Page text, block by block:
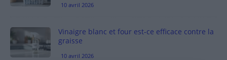
10 avril 2026
Vinaigre blanc et four est-ce efficace contre la
graisse
10 avril 2026